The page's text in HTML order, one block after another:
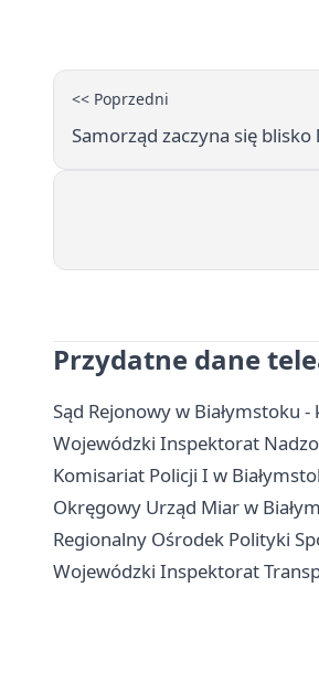
<< Poprzedni
Samorząd zaczyna się
Przydatne dane
Sąd Rejonowy w Białymstoku
Wojewódzki Inspektorat
Komisariat Policji I w
Okręgowy Urząd Miar w
Regionalny Ośrodek Polityki
Wojewódzki Inspektorat